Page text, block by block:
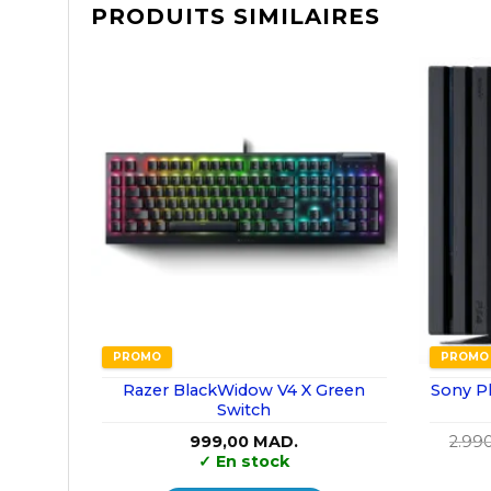
PRODUITS SIMILAIRES
PROMO
Razer BlackWidow V4 X Green
Switch
999,00 MAD.
✓ En stock
PROMO
Sony